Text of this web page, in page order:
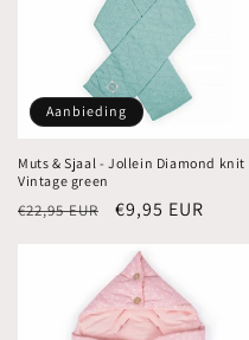
Aanbieding
Muts & Sjaal - Jollein Diamond knit
Vintage green
Normale
€22,95 EUR €9,95 EUR